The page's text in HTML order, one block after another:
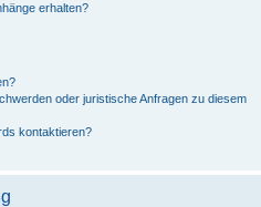
erhalten?
oder juristische Anfragen zu diesem
kontaktieren?